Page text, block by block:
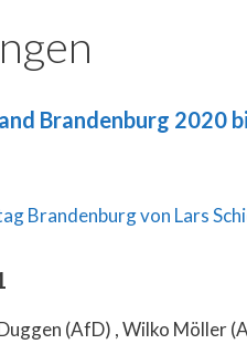
Brandenburg 2020
(AfD) , Wilko Möller